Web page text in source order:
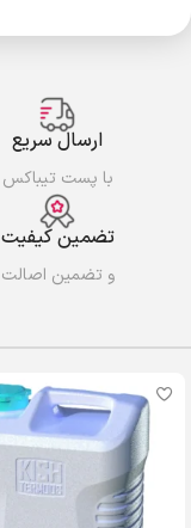
ارسال سریع
با پست تیباکس
تضمین کیفیت
و تضمین اصالت